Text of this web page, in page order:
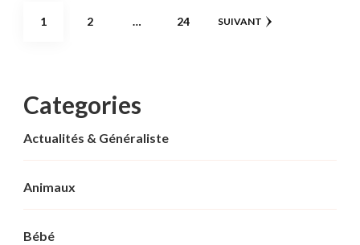
Pagination
PAGE
1 PAGE
2 … PAGE
24 SUIVANT
Categories
Actualités & Généraliste
Animaux
Bébé